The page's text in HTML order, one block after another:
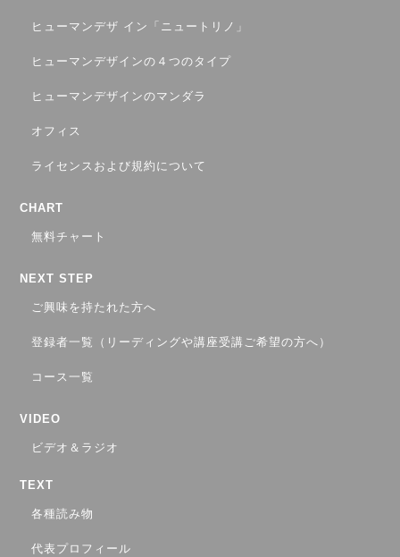
ヒューマンデザ イン「ニュートリノ」
ヒューマンデザインの４つのタイプ
ヒューマンデザインのマンダラ
オフィス
ライセンスおよび規約について
CHART
無料チャート
NEXT STEP
ご興味を持たれた方へ
登録者一覧（リーディングや講座受講ご希望の方へ）
コース一覧
VIDEO
ビデオ＆ラジオ
TEXT
各種読み物
代表プロフィール